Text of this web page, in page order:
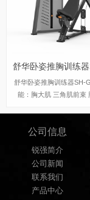
舒华卧姿推胸训练器SH-
能：胸大肌 三角肌前束
公司信息
锐强简介
公司新闻
联系我们
产品中心